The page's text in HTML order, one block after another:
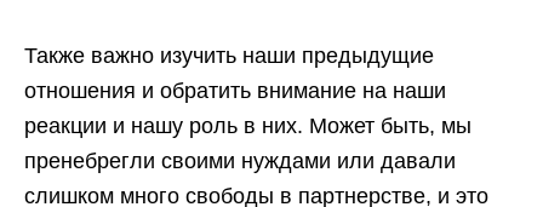
Также важно изучить наши предыдущие
отношения и обратить внимание на наши
реакции и нашу роль в них. Может быть, мы
пренебрегли своими нуждами или давали
слишком много свободы в партнерстве, и это